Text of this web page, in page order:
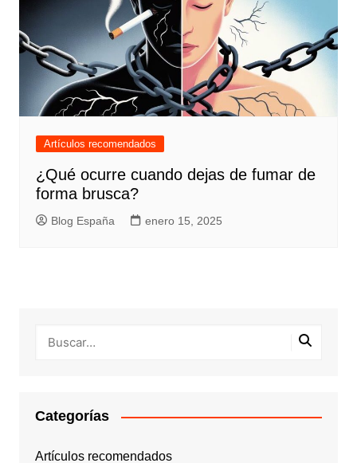
Artículos recomendados
¿Qué ocurre cuando dejas de fumar de
forma brusca?
Blog España enero 15, 2025
Categorías
Artículos recomendados